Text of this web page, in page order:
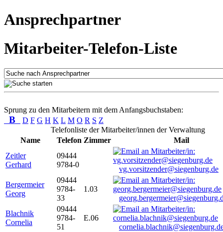
Ansprechpartner
Mitarbeiter-Telefon-Liste
Sprung zu den Mitarbeitern mit dem Anfangsbuchstaben:
B D F G H K L M O R S Z
Telefonliste der Mitarbeiter/innen der Verwaltung
Name
Telefon Zimmer
Mail
Zeitler
Gerhard
09444
9784-0
vg.vorsitzender@siegenburg.de
Bergermeier
Georg
09444
9784-
33
1.03
Blachnik
Cornelia
09444
9784-
51
E.06